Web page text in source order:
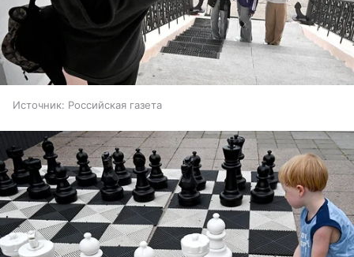
Источник: Российская газета